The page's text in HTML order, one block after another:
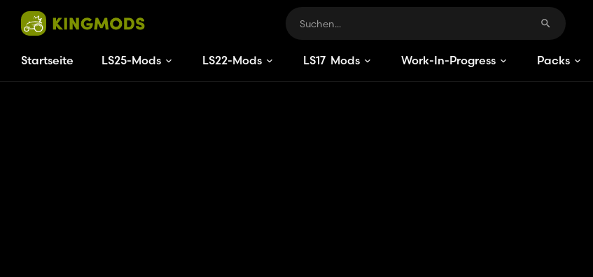
Startseite LS25-Mods LS22-Mods LS17 Mods Work-In-Progress Packs